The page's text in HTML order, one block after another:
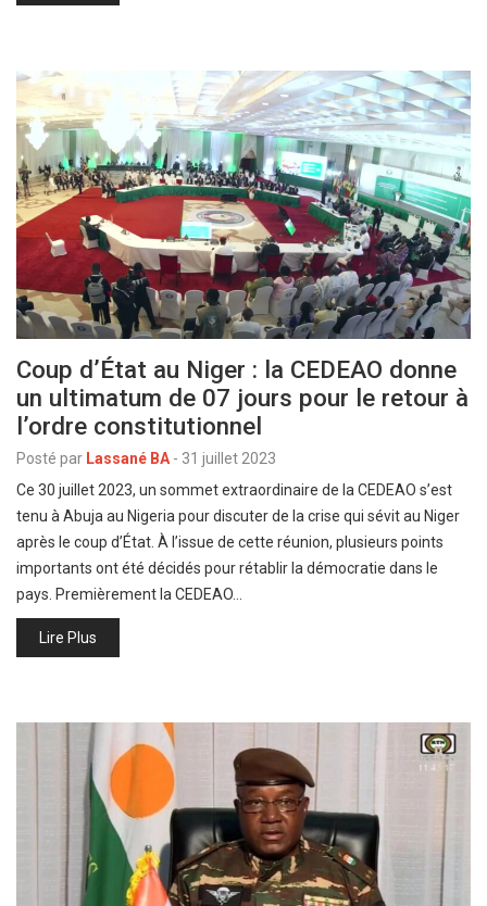
Coup d’État au Niger : la CEDEAO donne
un ultimatum de 07 jours pour le retour à
l’ordre constitutionnel
Posté par Lassané BA - 31 juillet 2023
Ce 30 juillet 2023, un sommet extraordinaire de la CEDEAO s’est
tenu à Abuja au Nigeria pour discuter de la crise qui sévit au Niger
après le coup d’État. À l’issue de cette réunion, plusieurs points
importants ont été décidés pour rétablir la démocratie dans le
pays. Premièrement la CEDEAO…
Lire Plus